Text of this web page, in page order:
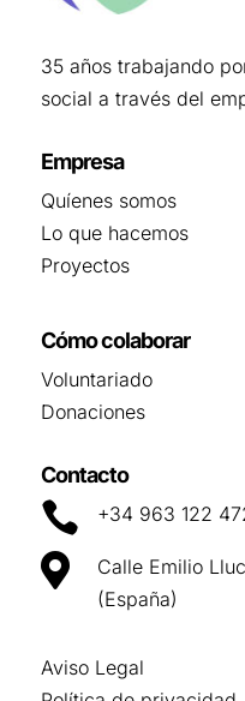
35 años trabajando
social a través del
Empresa
Quíenes somos
Lo que hacemos
Proyectos
Cómo colaborar
Voluntariado
Donaciones
Contacto
 +34 963 122

Calle Emilio
(España)
Aviso Legal